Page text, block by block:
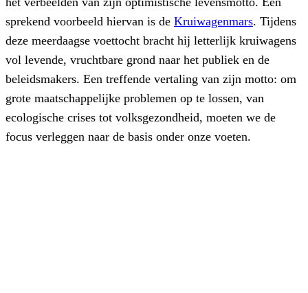
sprekend voorbeeld hiervan is de Kruiwagenmars. Tijdens
deze meerdaagse voettocht bracht hij letterlijk kruiwagens
vol levende, vruchtbare grond naar het publiek en de
beleidsmakers. Een treffende vertaling van zijn motto: om
grote maatschappelijke problemen op te lossen, van
ecologische crises tot volksgezondheid, moeten we de
focus verleggen naar de basis onder onze voeten.